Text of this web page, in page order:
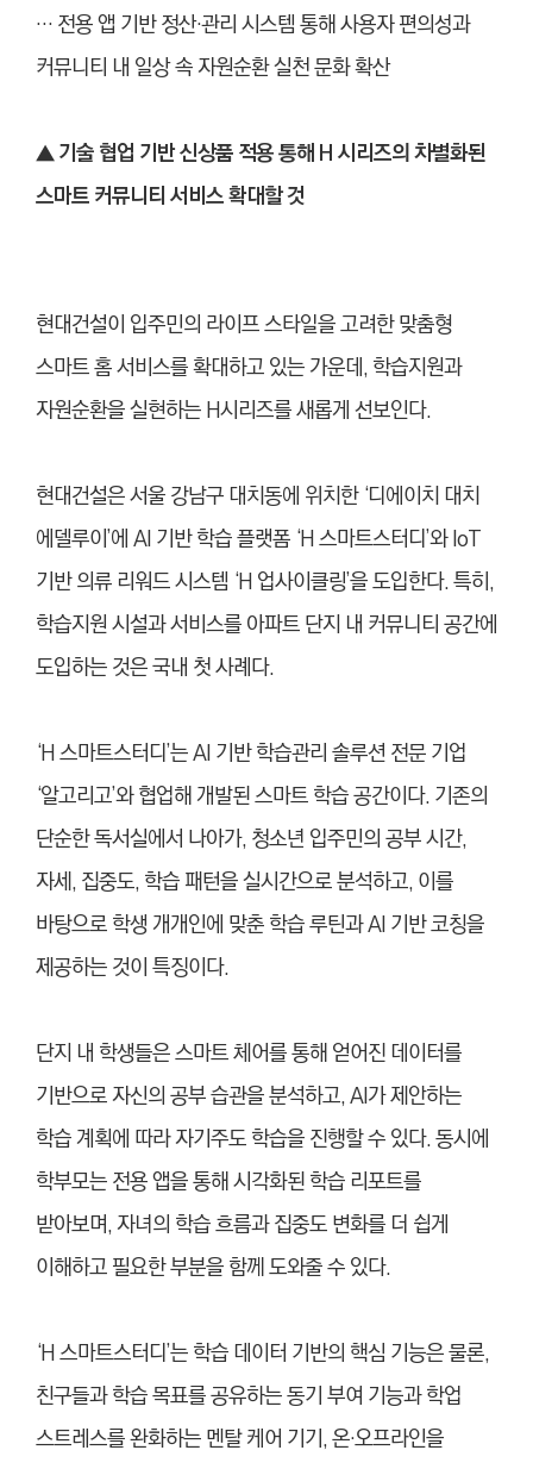
… 전용 앱 기반 정산·관리 시스템 통해 사용자 편의성과
커뮤니티 내 일상 속 자원순환 실천 문화 확산
▲기술 협업 기반 신상품 적용 통해 H 시리즈의 차별화된
스마트 커뮤니티 서비스 확대할 것
현대건설이 입주민의 라이프 스타일을 고려한 맞춤형
스마트 홈 서비스를 확대하고 있는 가운데, 학습지원과
자원순환을 실현하는 H시리즈를 새롭게 선보인다.
현대건설은 서울 강남구 대치동에 위치한 ‘디에이치 대치
에델루이’에 AI 기반 학습 플랫폼 ‘H 스마트스터디’와 IoT
기반 의류 리워드 시스템 ‘H 업사이클링’을 도입한다. 특히,
학습지원 시설과 서비스를 아파트 단지 내 커뮤니티 공간에
도입하는 것은 국내 첫 사례다.
‘H 스마트스터디’는 AI 기반 학습관리 솔루션 전문 기업
‘알고리고’와 협업해 개발된 스마트 학습 공간이다. 기존의
단순한 독서실에서 나아가, 청소년 입주민의 공부 시간,
자세, 집중도, 학습 패턴을 실시간으로 분석하고, 이를
바탕으로 학생 개개인에 맞춘 학습 루틴과 AI 기반 코칭을
제공하는 것이 특징이다.
단지 내 학생들은 스마트 체어를 통해 얻어진 데이터를
기반으로 자신의 공부 습관을 분석하고, AI가 제안하는
학습 계획에 따라 자기주도 학습을 진행할 수 있다. 동시에
학부모는 전용 앱을 통해 시각화된 학습 리포트를
받아보며, 자녀의 학습 흐름과 집중도 변화를 더 쉽게
이해하고 필요한 부분을 함께 도와줄 수 있다.
‘H 스마트스터디’는 학습 데이터 기반의 핵심 기능은 물론,
친구들과 학습 목표를 공유하는 동기 부여 기능과 학업
스트레스를 완화하는 멘탈 케어 기기, 온·오프라인을